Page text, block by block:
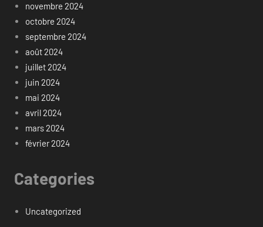
novembre 2024
octobre 2024
septembre 2024
août 2024
juillet 2024
juin 2024
mai 2024
avril 2024
mars 2024
février 2024
Categories
Uncategorized